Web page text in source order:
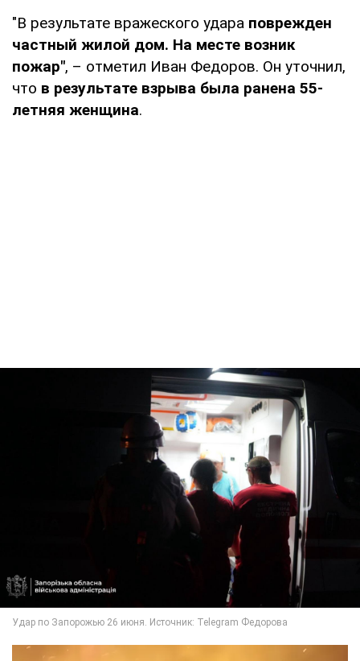
"В результате вражеского удара поврежден
частный жилой дом. На месте возник
пожар", – отметил Иван Федоров. Он уточнил,
что в результате взрыва была ранена 55-
летняя женщина.